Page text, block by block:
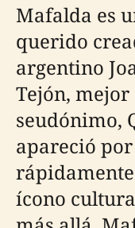
Mafalda es
querido
argentino
Tejón,
seudónimo,
apareció
ícono